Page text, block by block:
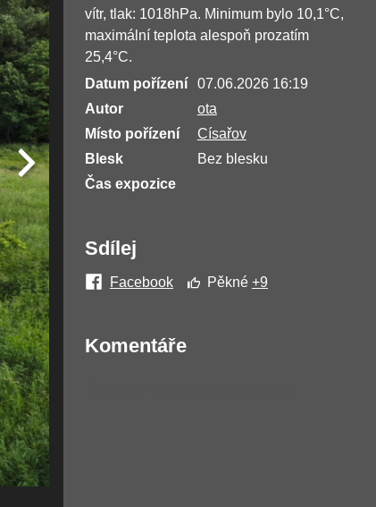
vítr, tlak: 1018hPa. Minimum bylo 10,1°C,
maximální teplota alespoň prozatím
25,4°C.
Datum pořízení
07.06.2026 16:19
Autor
ota
Místo pořízení
Císařov
Blesk
Bez blesku
Čas expozice
Sdílej
Facebook Pěkné +9
Komentáře